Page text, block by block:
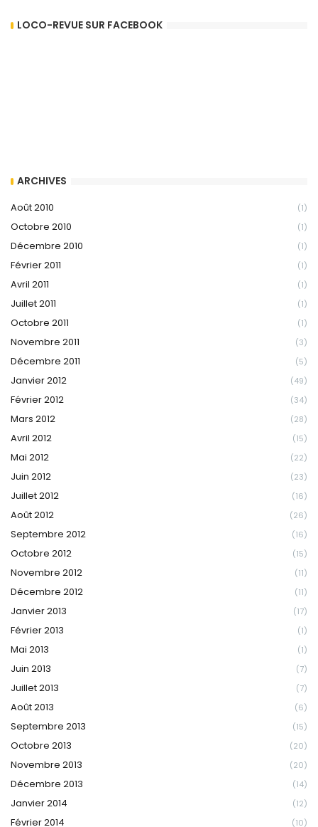
LOCO-REVUE SUR FACEBOOK
ARCHIVES
Août 2010 (1)
Octobre 2010 (1)
Décembre 2010 (1)
Février 2011 (1)
Avril 2011 (1)
Juillet 2011 (1)
Octobre 2011 (1)
Novembre 2011 (3)
Décembre 2011 (5)
Janvier 2012 (49)
Février 2012 (34)
Mars 2012 (28)
Avril 2012 (15)
Mai 2012 (22)
Juin 2012 (23)
Juillet 2012 (16)
Août 2012 (26)
Septembre 2012 (16)
Octobre 2012 (15)
Novembre 2012 (11)
Décembre 2012 (11)
Janvier 2013 (17)
Février 2013 (1)
Mai 2013 (1)
Juin 2013 (7)
Juillet 2013 (7)
Août 2013 (6)
Septembre 2013 (15)
Octobre 2013 (20)
Novembre 2013 (20)
Décembre 2013 (14)
Janvier 2014 (12)
Février 2014 (10)